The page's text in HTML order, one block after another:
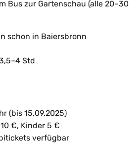
Bus zur Gartenschau (alle 20–30
schon in Baiersbronn
Std
(bis 15.09.2025)
€, Kinder 5 €
verfügbar